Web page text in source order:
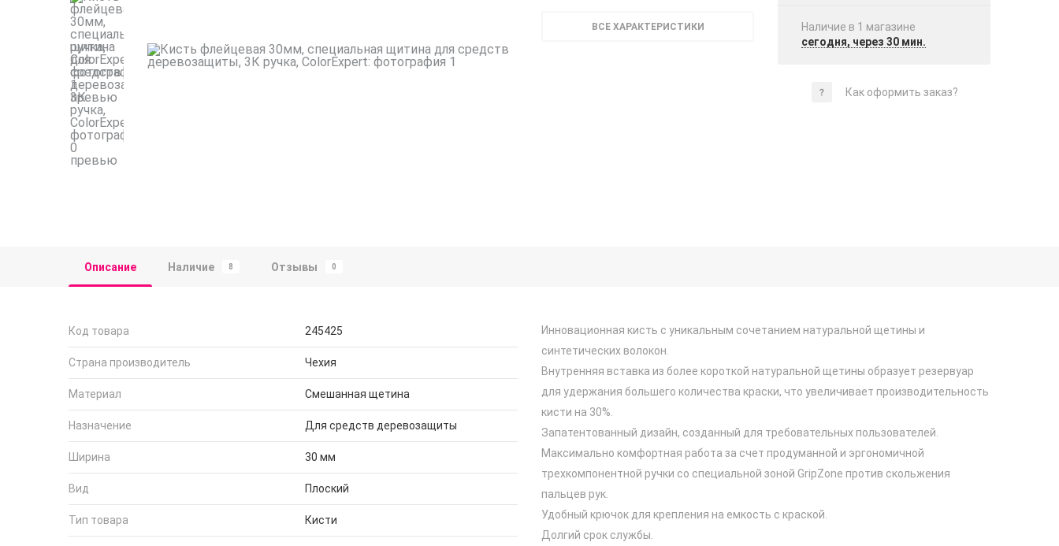
ВСЕ ХАРАКТЕРИСТИКИ
Наличие в 1 магазинe
сегодня, через 30 мин.
Как оформить заказ?
Описание Наличие 8 Отзывы 0
Код товара 245425
Страна производитель Чехия
Материал Смешанная щетина
Назначение Для средств деревозащиты
Ширина 30 мм
Вид Плоский
Тип товара Кисти
Инновационная кисть с уникальным сочетанием натуральной щетины и
синтетических волокон.
Внутренняя вставка из более короткой натуральной щетины образует резервуар
для удержания большего количества краски, что увеличивает производительность
кисти на 30%.
Запатентованный дизайн, созданный для требовательных пользователей.
Максимально комфортная работа за счет продуманной и эргономичной
трехкомпонентной ручки со специальной зоной GripZone против скольжения
пальцев рук.
Удобный крючок для крепления на емкость с краской.
Долгий срок службы.